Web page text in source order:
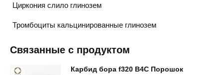
Циркония слило глинозем
Тромбоциты кальцинированные глинозем
Связанные с продуктом
Карбид бора f320 B4C Порошок